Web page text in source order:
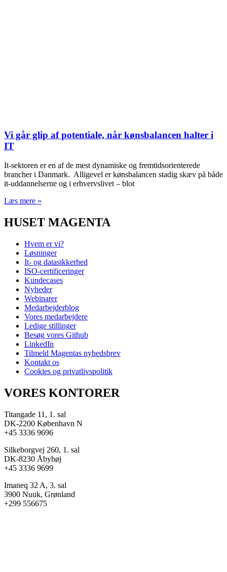
Vi går glip af potentiale, når kønsbalancen halter i
IT
It-sektoren er en af de mest dynamiske og fremtidsorienterede
brancher i Danmark. Alligevel er kønsbalancen stadig skæv på både
it-uddannelserne og i erhvervslivet – blot
Læs mere »
HUSET MAGENTA
Hvem er vi?
Løsninger
It- og datasikkerhed
ISO-certificeringer
Kundecases
Nyheder
Webinarer
Medarbejderblog
Vores medarbejdere
Ledige stillinger
Besøg vores Github
LinkedIn
Tilmeld Magentas nyhedsbrev
Kontakt os
Cookies og privatlivspolitik
VORES KONTORER
Titangade 11, 1. sal
DK-2200 København N
+45 3336 9696
Silkeborgvej 260, 1. sal
DK-8230 Åbyhøj
+45 3336 9699
Imaneq 32 A, 3. sal
3900 Nuuk, Grønland
+299 556675